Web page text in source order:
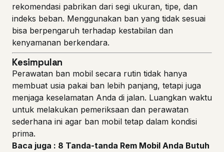
rekomendasi pabrikan dari segi ukuran, tipe, dan
indeks beban. Menggunakan ban yang tidak sesuai
bisa berpengaruh terhadap kestabilan dan
kenyamanan berkendara.
Kesimpulan
Perawatan ban mobil secara rutin tidak hanya
membuat usia pakai ban lebih panjang, tetapi juga
menjaga keselamatan Anda di jalan. Luangkan waktu
untuk melakukan pemeriksaan dan perawatan
sederhana ini agar ban mobil tetap dalam kondisi
prima.
Baca juga : 8 Tanda-tanda Rem Mobil Anda Butuh